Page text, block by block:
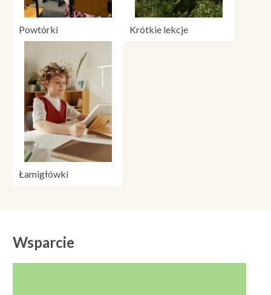
Powtórki Krótkie lekcje
Łamigłówki
Wsparcie